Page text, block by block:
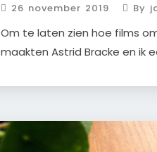
26 november 2019 By
Om te laten zien hoe films
maakten Astrid Bracke en ik